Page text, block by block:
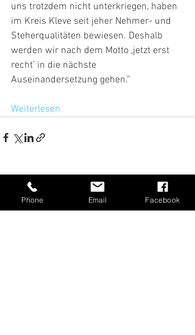
uns trotzdem nicht unterkriegen, haben
im Kreis Kleve seit jeher Nehmer- und
Steherqualitäten bewiesen. Deshalb
werden wir nach dem Motto ,jetzt erst
recht’ in die nächste
Auseinandersetzung gehen.”
Weiterlesen
Aktuelle Beiträge Alle ansehen
Phone Email Facebook